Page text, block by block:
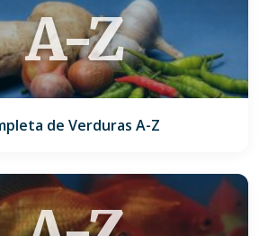
A-Z
de Verduras A-Z